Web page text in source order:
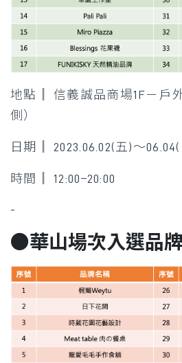
地點║ 信義誠品商場1F－戶
側）
日期║ 2023.06.02(五)～
時間║ 12:00–20:00
-
●華山場次入選品